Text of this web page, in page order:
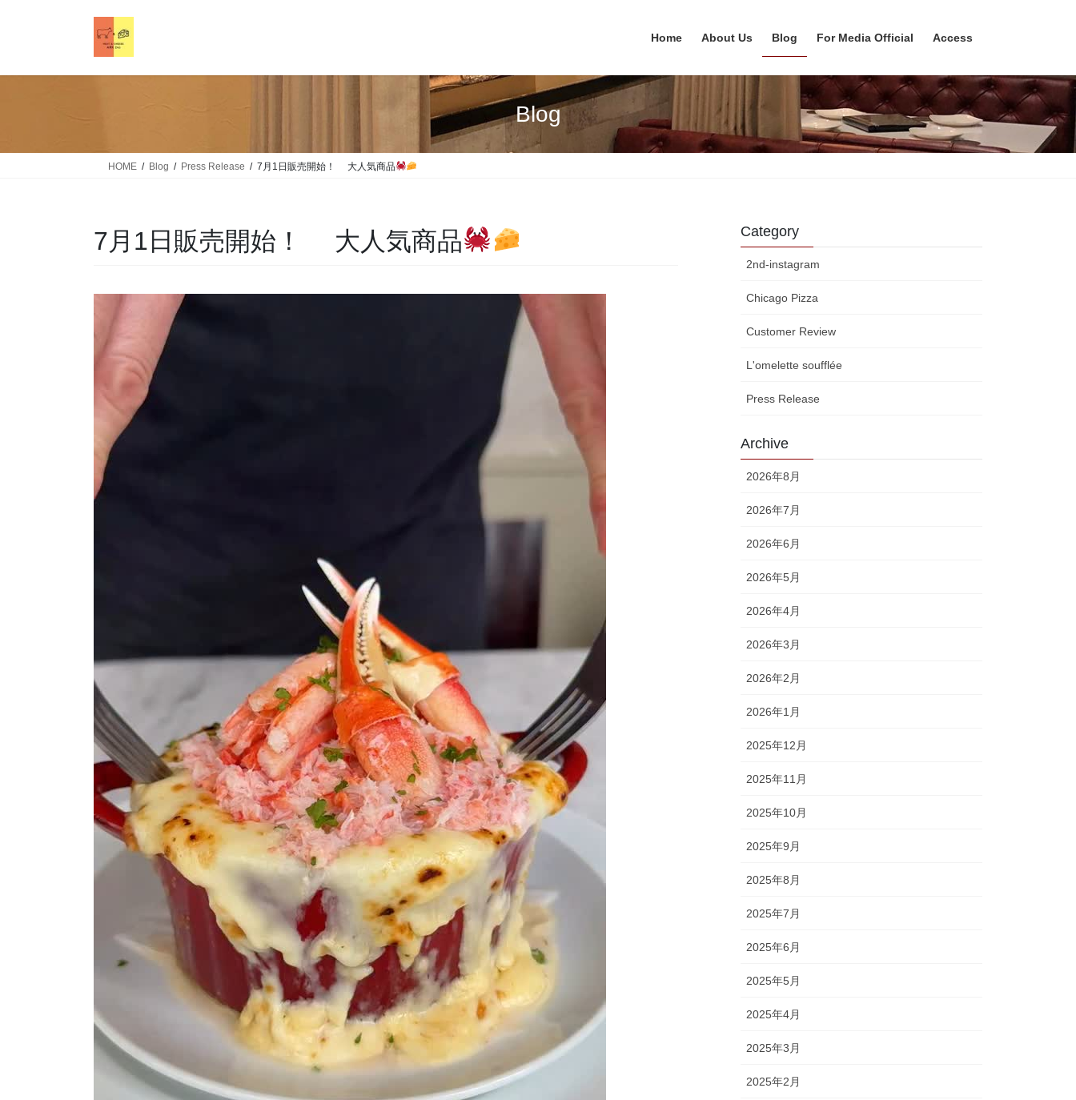
Home About Us Blog For Media Official Access
Blog
HOME Blog Press Release 7月1日販売開始！ 大人気商品
7月1日販売開始！ 大人気商品 Category
2nd-instagram
Chicago Pizza
Customer Review
L'omelette soufflée
Press Release
Archive
2026年8月
2026年7月
2026年6月
2026年5月
2026年4月
2026年3月
2026年2月
2026年1月
2025年12月
2025年11月
2025年10月
2025年9月
2025年8月
2025年7月
2025年6月
2025年5月
2025年4月
2025年3月
2025年2月